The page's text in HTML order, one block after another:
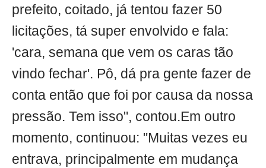
prefeito, coitado, já tentou fazer 50
licitações, tá super envolvido e fala:
'cara, semana que vem os caras tão
vindo fechar'. Pô, dá pra gente fazer de
conta então que foi por causa da nossa
pressão. Tem isso", contou.Em outro
momento, continuou: "Muitas vezes eu
entrava, principalmente em mudança